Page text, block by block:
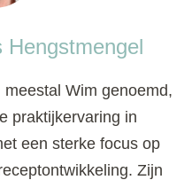
Hengstmengel
Wim genoemd,
praktijkervaring in
een sterke focus op
Zijn